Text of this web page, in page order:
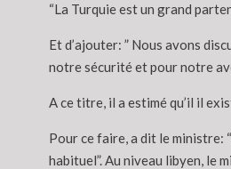
“La Turquie est un grand
Et d’ajouter: ” Nous avons
notre sécurité et pour notre
A ce titre, il a estimé qu’il il
Pour ce faire, a dit le ministre:
habituel”. Au niveau libyen, le